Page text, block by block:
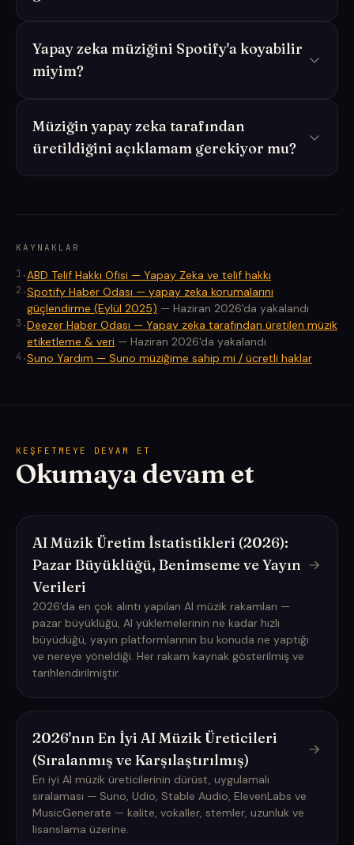
Yapay zeka müziğini Spotify'a koyabilir
miyim?
Müziğin yapay zeka tarafından
üretildiğini açıklamam gerekiyor mu?
KAYNAKLAR
1 .ABD Telif Hakkı Ofisi — Yapay Zeka ve telif hakkı
2 .Spotify Haber Odası — yapay zeka korumalarını
güçlendirme (Eylül 2025) — Haziran 2026'da yakalandı
3 .Deezer Haber Odası — Yapay zeka tarafından üretilen müzik
etiketleme & veri — Haziran 2026'da yakalandı
4 .Suno Yardım — Suno müziğime sahip mi / ücretli haklar
KEŞFETMEYE DEVAM ET
Okumaya devam et
AI Müzik Üretim İstatistikleri (2026):
Pazar Büyüklüğü, Benimseme ve Yayın
Verileri
2026'da en çok alıntı yapılan AI müzik rakamları —
pazar büyüklüğü, AI yüklemelerinin ne kadar hızlı
büyüdüğü, yayın platformlarının bu konuda ne yaptığı
ve nereye yöneldiği. Her rakam kaynak gösterilmiş ve
tarihlendirilmiştir.
2026'nın En İyi AI Müzik Üreticileri
(Sıralanmış ve Karşılaştırılmış)
En iyi AI müzik üreticilerinin dürüst, uygulamalı
sıralaması — Suno, Udio, Stable Audio, ElevenLabs ve
MusicGenerate — kalite, vokaller, stemler, uzunluk ve
lisanslama üzerine.